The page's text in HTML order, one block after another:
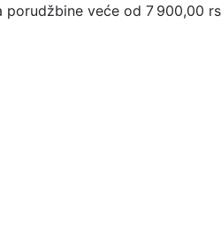
porudžbine veće od 7 900,00